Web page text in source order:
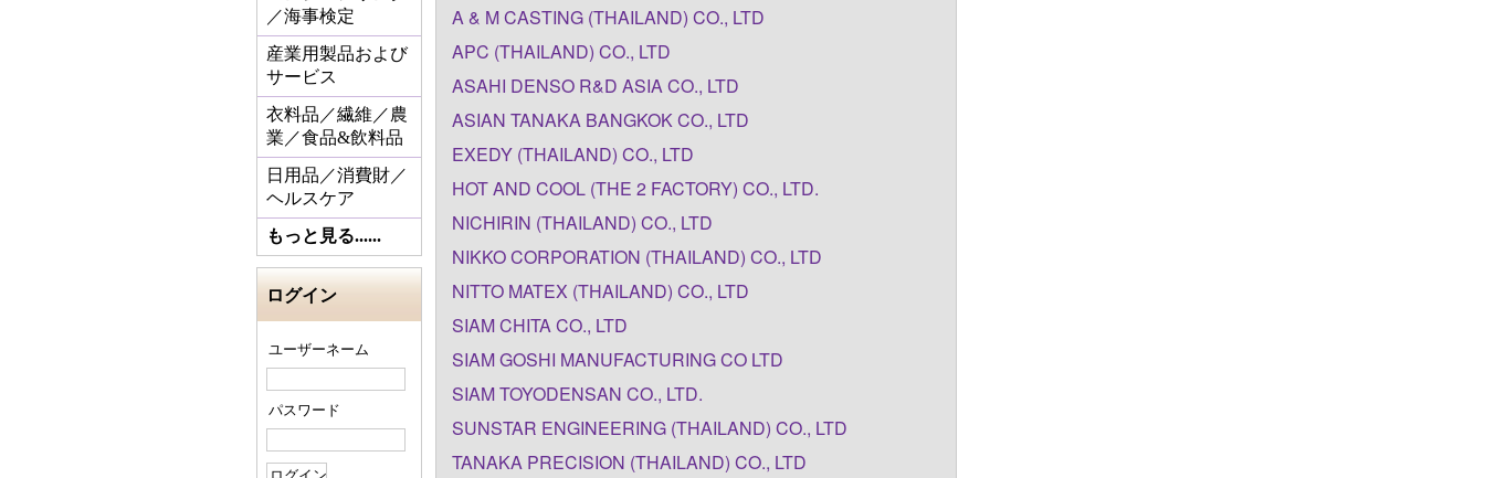
／海事検定
産業用製品および
サービス
衣料品／繊維／農
業／食品&飲料品
日用品／消費財／
ヘルスケア
もっと見る......
ログイン
ユーザーネーム
パスワード
A & M CASTING (THAILAND) CO., LTD
APC (THAILAND) CO., LTD
ASAHI DENSO R&D ASIA CO., LTD
ASIAN TANAKA BANGKOK CO., LTD
EXEDY (THAILAND) CO., LTD
HOT AND COOL (THE 2 FACTORY) CO., LTD.
NICHIRIN (THAILAND) CO., LTD
NIKKO CORPORATION (THAILAND) CO., LTD
NITTO MATEX (THAILAND) CO., LTD
SIAM CHITA CO., LTD
SIAM GOSHI MANUFACTURING CO LTD
SIAM TOYODENSAN CO., LTD.
SUNSTAR ENGINEERING (THAILAND) CO., LTD
TANAKA PRECISION (THAILAND) CO., LTD